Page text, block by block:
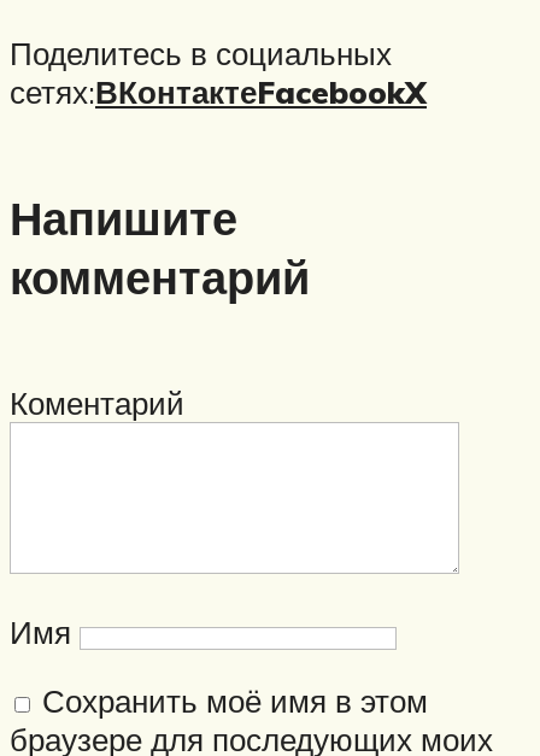
Поделитесь в социальных
сетях:ВКонтактеFacebookX
Напишите
комментарий
Коментарий
Имя
Сохранить моё имя в этом
браузере для последующих моих